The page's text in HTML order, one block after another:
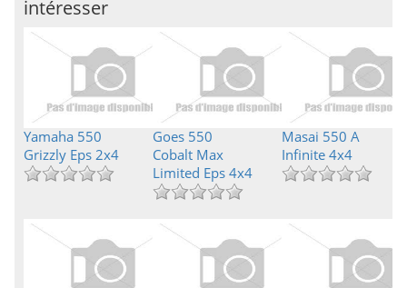
intéresser
Yamaha 550
Grizzly Eps 2x4
Goes 550
Cobalt Max
Limited Eps 4x4
Masai 550 A
Infinite 4x4